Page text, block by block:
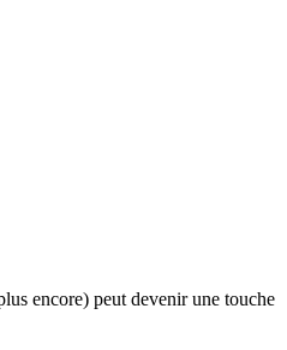
encore) peut devenir une touche